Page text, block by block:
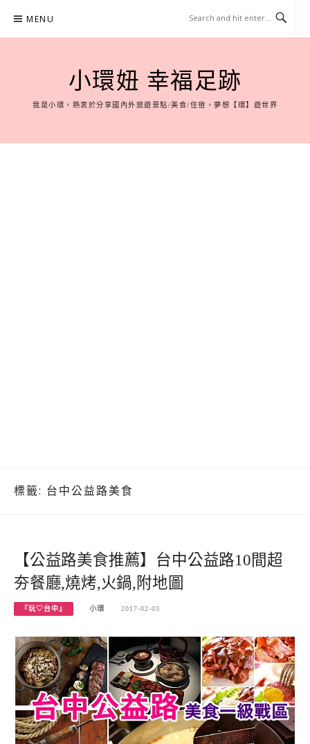
content
MENU
小環妞 幸福足跡
我是小環，熱衷於分享國內外旅遊景點/美食/住宿，夢想【環】遊世界
標籤: 台中公益路美食
【公益路美食推薦】台中公益路10間超
夯餐廳,燒烤,火鍋,附地圖
『玩♡台中』 小環 2017-02-03